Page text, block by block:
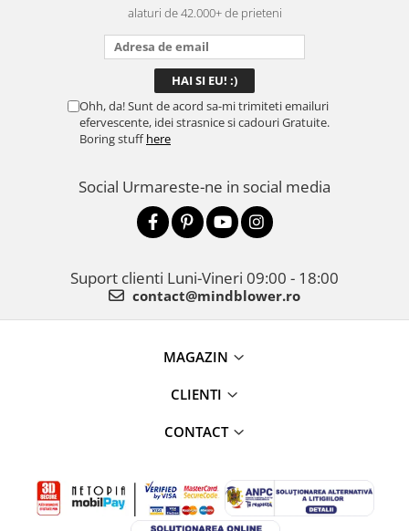
alaturi de 42.000+ de prieteni
Ohh, da! Sunt de acord sa-mi trimiteti emailuri
efervescente, idei strasnice si cadouri Gratuite.
Boring stuffhere
Social Urmareste-ne in social media
Suport clienti Luni-Vineri 09:00 - 18:00
contact@mindblower.ro
MAGAZIN
CLIENTI
CONTACT